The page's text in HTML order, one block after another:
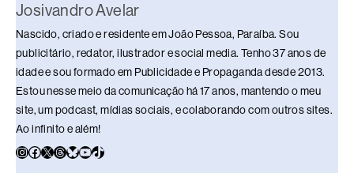
Josivandro Avelar
Nascido, criado e residente em João Pessoa, Paraíba. Sou
publicitário, redator, ilustrador e social media. Tenho 37 anos de
idade e sou formado em Publicidade e Propaganda desde 2013.
Estou nesse meio da comunicação há 17 anos, mantendo o meu
site, um podcast, mídias sociais, e colaborando com outros sites.
Ao infinito e além!